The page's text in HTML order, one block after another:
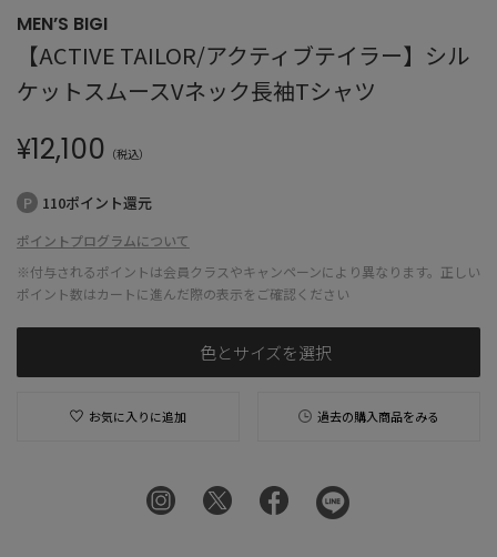
MEN’S BIGI
【ACTIVE TAILOR/アクティブテイラー】シル
ケットスムースVネック長袖Tシャツ
¥12,100 （税込）
110ポイント還元
ポイントプログラムについて
※付与されるポイントは会員クラスやキャンペーンにより異なります。正しい
ポイント数はカートに進んだ際の表示をご確認ください
色とサイズを選択
お気に入りに追加 過去の購入商品をみる